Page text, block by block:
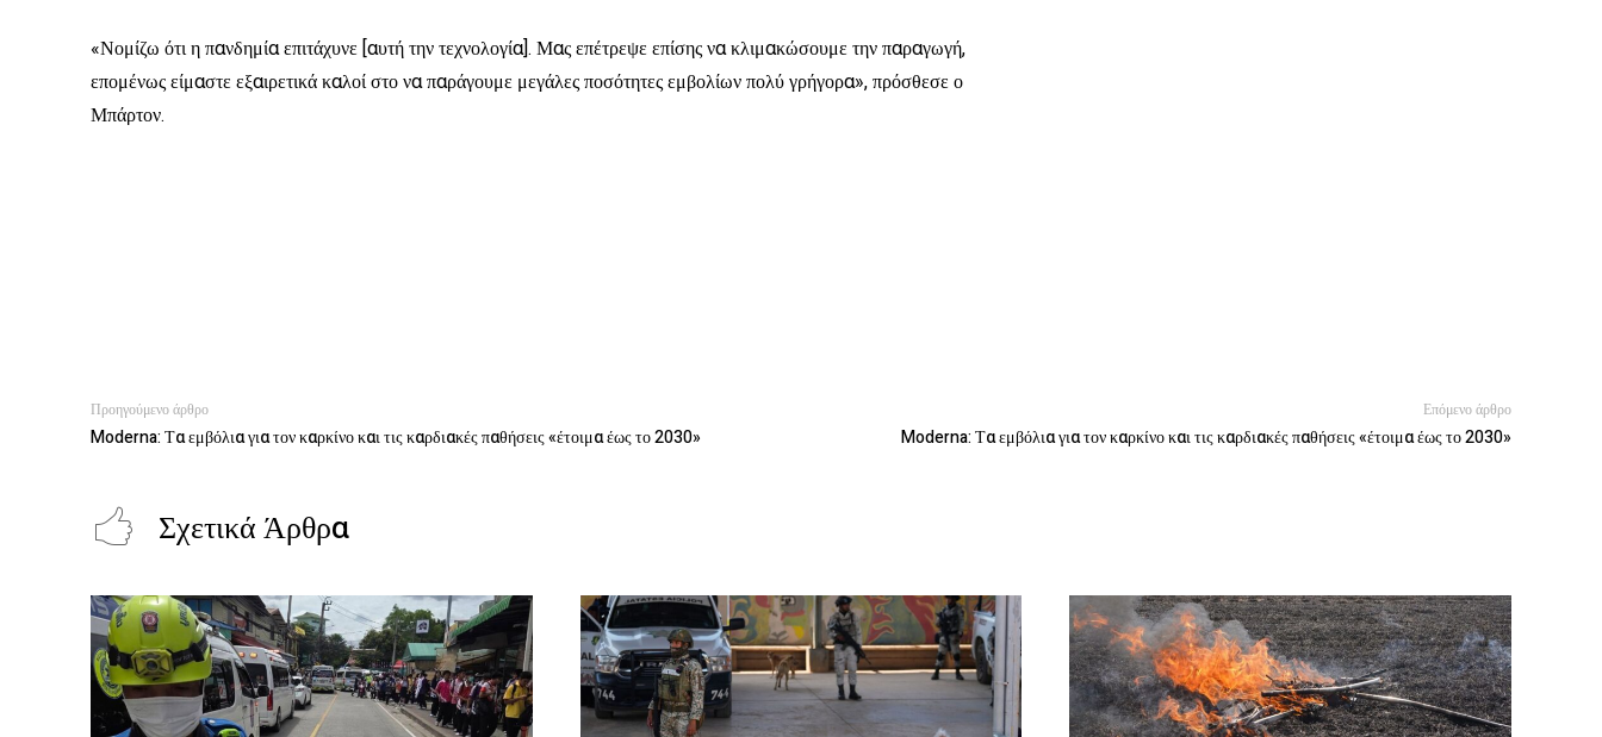
«Νομίζω ότι η πανδημία επιτάχυνε [αυτή την τεχνολογία]. Μας επέτρεψε επίσης να κλιμακώσουμε την παραγωγή,
επομένως είμαστε εξαιρετικά καλοί στο να παράγουμε μεγάλες ποσότητες εμβολίων πολύ γρήγορα», πρόσθεσε ο
Μπάρτον.
Προηγούμενο άρθρο
Moderna: Τα εμβόλια για τον καρκίνο και τις καρδιακές παθήσεις «έτοιμα έως το 2030»
Επόμενο άρθρο
Moderna: Τα εμβόλια για τον καρκίνο και τις καρδιακές παθήσεις «έτοιμα έως το 2030»
Σχετικά Άρθρα